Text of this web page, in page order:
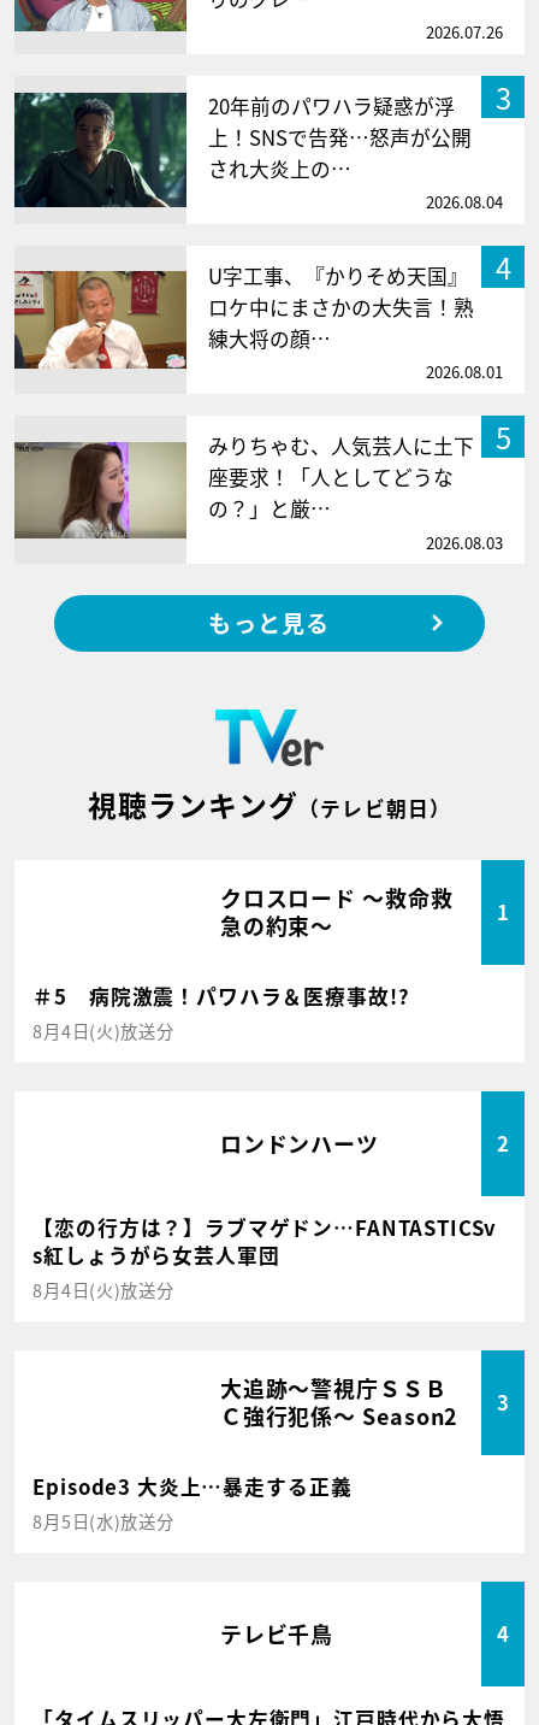
2026.07.26
3
20年前のパワハラ疑惑が浮
上！SNSで告発…怒声が公開
され大炎上の…
2026.08.04
4
U字工事、『かりそめ天国』
ロケ中にまさかの大失言！熟
練大将の顔…
2026.08.01
5
みりちゃむ、人気芸人に土下
座要求！「人としてどうな
の？」と厳…
2026.08.03
もっと見る
視聴ランキング （テレビ朝日）
クロスロード ～救命救
急の約束～
1
＃5 病院激震！パワハラ＆医療事故!?
8月4日(火)放送分
ロンドンハーツ 2
【恋の行方は？】ラブマゲドン…FANTASTICSv
s紅しょうがら女芸人軍団
8月4日(火)放送分
大追跡～警視庁ＳＳＢ
Ｃ強行犯係～ Season2
3
Episode3 大炎上…暴走する正義
8月5日(水)放送分
テレビ千鳥 4
「タイムスリッパー大左衛門」江戸時代から大悟